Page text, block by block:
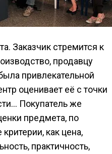
Заказчик стремится к
продавцу
привлекательной
оценивает её с точки
Покупатель же
предмета, по
как цена,
практичность,